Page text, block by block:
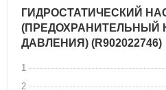
ГИДРОСТАТИЧЕСКИЙ
(ПРЕДОХРАНИТЕЛЬНЫЙ
ДАВЛЕНИЯ) (R902022746)
1
2